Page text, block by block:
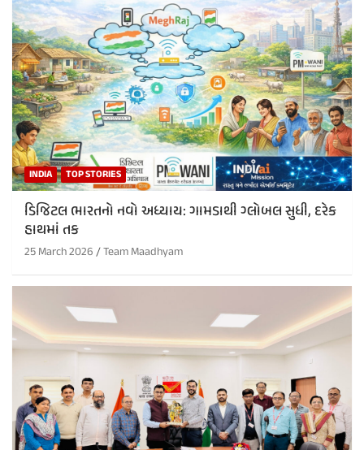
INDIA TOP STORIES
ડિજિટલ ભારતનો નવો અધ્યાય: ગામડાથી ગ્લોબલ સુધી, દરેક
હાથમાં તક
25 March 2026 Team Maadhyam